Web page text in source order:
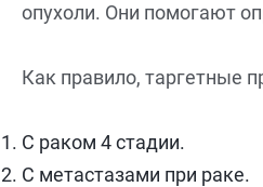
опухоли. Они помогают
Как правило, таргетные
С раком 4 стадии.
С метастазами при раке.